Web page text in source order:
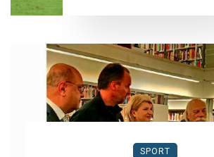
SPORT